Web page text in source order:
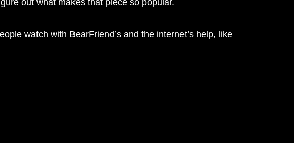
watch with BearFriend’s and the internet’s help, like